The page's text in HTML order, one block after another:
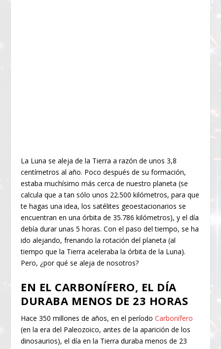
La Luna se aleja de la Tierra a razón de unos 3,8
centímetros al año. Poco después de su formación,
estaba muchísimo más cerca de nuestro planeta (se
calcula que a tan sólo unos 22.500 kilómetros, para que
te hagas una idea, los satélites geoestacionarios se
encuentran en una órbita de 35.786 kilómetros), y el día
debía durar unas 5 horas. Con el paso del tiempo, se ha
ido alejando, frenando la rotación del planeta (al
tiempo que la Tierra aceleraba la órbita de la Luna).
Pero, ¿por qué se aleja de nosotros?
EN EL CARBONÍFERO, EL DÍA
DURABA MENOS DE 23 HORAS
Hace 350 millones de años, en el períodoCarbonífero
(en la era del Paleozoico, antes de la aparición de los
dinosaurios), el día en la Tierra duraba menos de 23